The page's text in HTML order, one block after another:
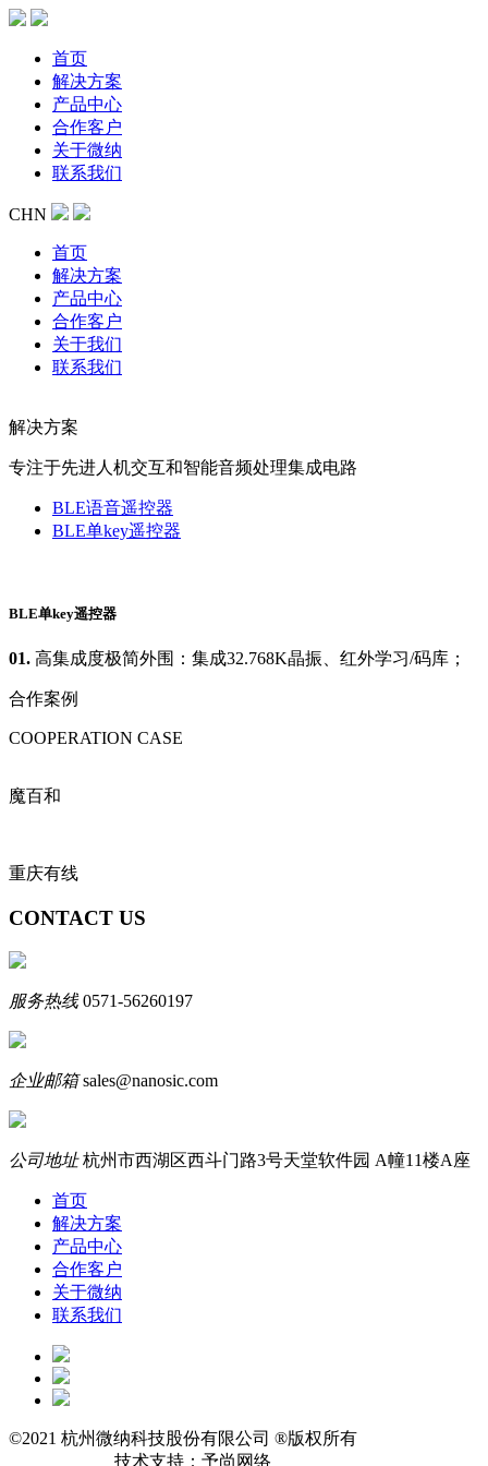
首页
解决方案
产品中心
合作客户
关于微纳
联系我们
CHN
首页
解决方案
产品中心
合作客户
关于我们
联系我们
解决方案
专注于先进人机交互和智能音频处理集成电路
BLE语音遥控器
BLE单key遥控器
BLE单key遥控器
01. 高集成度极简外围：集成32.768K晶振、红外学习/码库；
合作案例
COOPERATION CASE
魔百和
重庆有线
CONTACT US
服务热线0571-56260197
企业邮箱sales@nanosic.com
公司地址杭州市西湖区西斗门路3号天堂软件园 A幢11楼A座
首页
解决方案
产品中心
合作客户
关于微纳
联系我们
©2021 杭州微纳科技股份有限公司 ®版权所有
技术支持：予尚网络